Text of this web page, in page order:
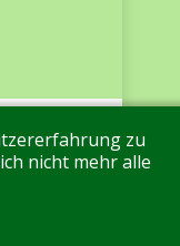
zu
nicht mehr alle